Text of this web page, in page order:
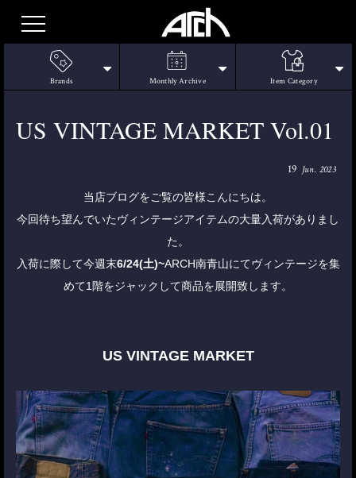
Brands Monthly Archive Item Category
US VINTAGE MARKET Vol.01
19 Jun. 2023
当店ブログをご覧の皆様こんにちは。
今回待ち望んでいたヴィンテージアイテムの大量入荷がありまし
た。
入荷に際して今週末6/24(土)~ARCH南青山にてヴィンテージを集
めて1階をジャックして商品を展開致します。
US VINTAGE MARKET